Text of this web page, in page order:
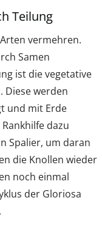
Teilung
­vermehren.
Samen
ist die vegetative
Diese werden
und mit Erde
dazu
Spalier, um daran
die Knollen wieder
noch einmal
der Gloriosa